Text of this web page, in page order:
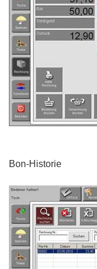
Bon-Historie